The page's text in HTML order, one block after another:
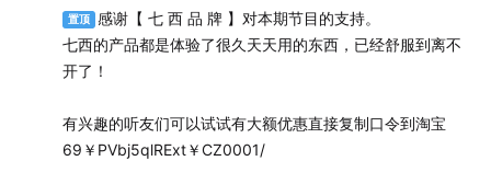
本期节目从一场关于“谁热谁知道”的体感博弈聊起，深度
拆解那些隐秘的“入夏综合征”。
没有宏大叙事，只有关于湿疹、电费、猫不上床以及一床
置顶
感谢【 七 西 品 牌 】对本期节目的支持。
七西的产品都是体验了很久天天用的东西，已经舒服到离不
开了！
有兴趣的听友们可以试试有大额优惠直接复制口令到淘宝
69￥PVbj5qlRExt￥CZ0001/